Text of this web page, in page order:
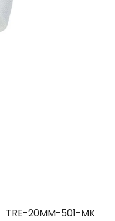
TRE-20MM-501-MK